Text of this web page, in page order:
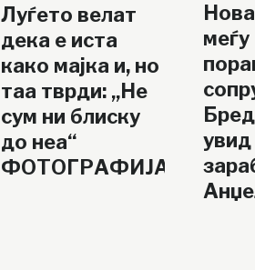
Луѓето велат
дека е иста
како мајка и, но
таа тврди: „Не
сум ни блиску
до неа“
ФОТОГРАФИЈА
меѓу
увид